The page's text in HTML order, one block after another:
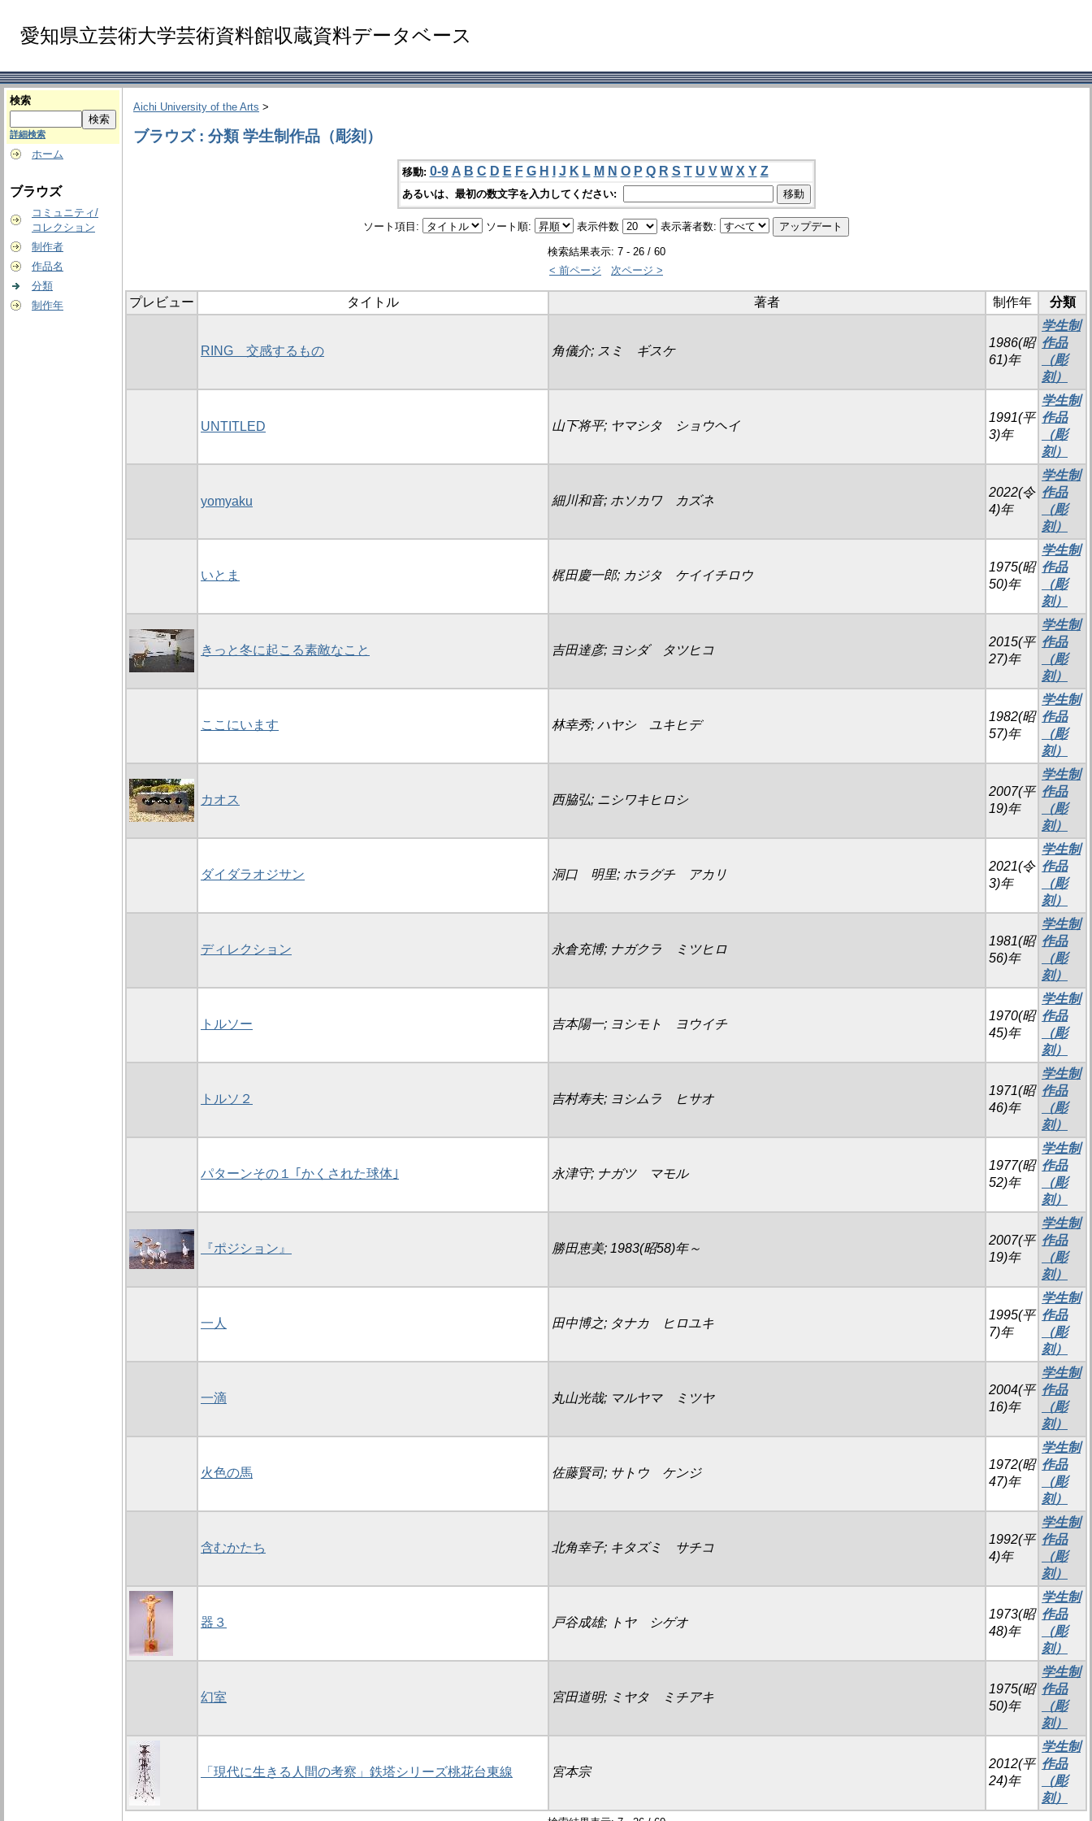
愛知県立芸術大学芸術資料館収蔵資料データベース
検索
詳細検索
ホーム
ブラウズ
コミュニティ/
コレクション
制作者
作品名
分類
制作年
Aichi University of the Arts >
ブラウズ : 分類 学生制作品（彫刻）
移動: 0-9 A B C D E F G H J K L M N O P Q R S T U V W X Y Z
あるいは、最初の数文字を入力してください:
ソート項目: ソート順: 表示件数 表示著者数:
検索結果表示: 7 - 26 / 60
< 前ページ
次ページ >
プレビュー タイトル 著者 制作年 分類
RING 交感するもの 角儀介; スミ ギスケ
1986(昭
61)年
学生制
作品
（彫
刻）
UNTITLED 山下将平; ヤマシタ ショウヘイ
1991(平
3)年
学生制
作品
（彫
刻）
yomyaku 細川和音; ホソカワ カズネ
2022(令
4)年
学生制
作品
（彫
刻）
いとま 梶田慶一郎; カジタ ケイイチロウ
1975(昭
50)年
学生制
作品
（彫
刻）
きっと冬に起こる素敵なこと 吉田達彦; ヨシダ タツヒコ
2015(平
27)年
学生制
作品
（彫
刻）
ここにいます 林幸秀; ハヤシ ユキヒデ
1982(昭
57)年
学生制
作品
（彫
刻）
カオス 西脇弘; ニシワキヒロシ
2007(平
19)年
学生制
作品
（彫
刻）
ダイダラオジサン 洞口 明里; ホラグチ アカリ
2021(令
3)年
学生制
作品
（彫
刻）
ディレクション 永倉充博; ナガクラ ミツヒロ
1981(昭
56)年
学生制
作品
（彫
刻）
トルソー 吉本陽一; ヨシモト ヨウイチ
1970(昭
45)年
学生制
作品
（彫
刻）
トルソ２ 吉村寿夫; ヨシムラ ヒサオ
1971(昭
46)年
学生制
作品
（彫
刻）
パターンその１ ｢かくされた球体｣ 永津守; ナガツ マモル
1977(昭
52)年
学生制
作品
（彫
刻）
『ポジション』 勝田恵美; 1983(昭58)年～
2007(平
19)年
学生制
作品
（彫
刻）
一人 田中博之; タナカ ヒロユキ
1995(平
7)年
学生制
作品
（彫
刻）
一滴 丸山光哉; マルヤマ ミツヤ
2004(平
16)年
学生制
作品
（彫
刻）
火色の馬 佐藤賢司; サトウ ケンジ
1972(昭
47)年
学生制
作品
（彫
刻）
含むかたち 北角幸子; キタズミ サチコ
1992(平
4)年
学生制
作品
（彫
刻）
器３ 戸谷成雄; トヤ シゲオ
1973(昭
48)年
学生制
作品
（彫
刻）
幻室 宮田道明; ミヤタ ミチアキ
1975(昭
50)年
学生制
作品
（彫
刻）
「現代に生きる人間の考察」鉄塔シリーズ桃花台東線 宮本宗
2012(平
24)年
学生制
作品
（彫
刻）